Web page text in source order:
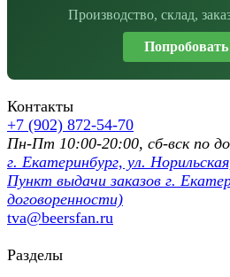
Производство, склад,
Попробовать
Контакты
+7 (902) 872-54-70
Пн-Пт 10:00-20:00, сб-вск по
г. Екатеринбург, ул.
Пункт выдачи заказов г.
договоренности)
tva@beersfan.ru
Разделы